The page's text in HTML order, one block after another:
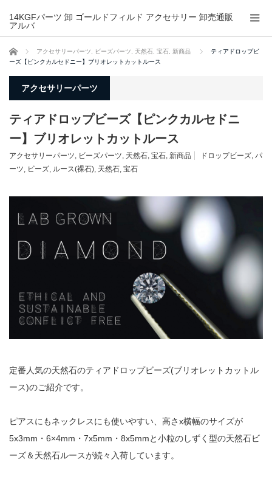
14KGFパーツ 卸 ゴールドフィルド アクセサリー 卸売通販
アルバ
ホーム アクセサリーパーツ ビーズパーツ 天然石 宝石 新商品
ティアドロップビ
ーズ【ピンクカルセドニー】ブリオレットカットルース
アクセサリーパーツ
ティアドロップビーズ【ピンクカルセドニ
ー】ブリオレットカットルース
アクセサリーパーツ, ビーズパーツ, 天然石, 宝石, 新商品 ドロップビーズ, パ
ーツ, ビーズ, ルース(裸石), 天然石, 宝石
定番人気の天然石のティアドロップビーズ(ブリオレットカットル
ース)のご紹介です。
ピアスにもネックレスにも使いやすい、高さx横幅のサイズが
5x3mm・6×4mm・7x5mm・8x5mmと小粒のしずく型の天然石ビ
ーズ＆天然石ルースが続々入荷しています。